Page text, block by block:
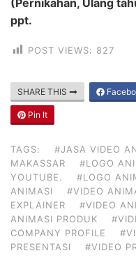
ppt.
POST VIEWS: 827
SHARE THIS
Pin It
TAGS: #JASA VIDEO
MAKASSAR
#LOGO
YOUTUBE.
#LOGO
ANIMASI
#VIDEO
EXPLAINER
#VIDEO
ANIMASI PRODUK
COMPANY PROFILE
PRESENTASI
#VIDEO